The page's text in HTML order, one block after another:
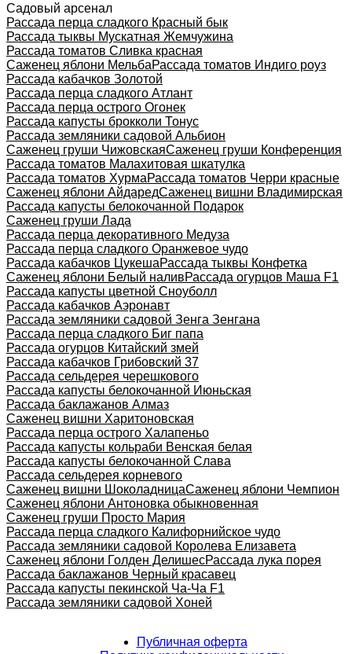
Садовый арсенал
Рассада перца сладкого Красный бык
Рассада тыквы Мускатная Жемчужина
Рассада томатов Сливка красная
Саженец яблони МельбаРассада томатов Индиго роуз
Рассада кабачков Золотой
Рассада перца сладкого Атлант
Рассада перца острого Огонек
Рассада капусты брокколи Тонус
Рассада земляники садовой Альбион
Саженец груши ЧижовскаяСаженец груши Конференция
Рассада томатов Малахитовая шкатулка
Рассада томатов ХурмаРассада томатов Черри красные
Саженец яблони АйдаредСаженец вишни Владимирская
Рассада капусты белокочанной Подарок
Саженец груши Лада
Рассада перца декоративного Медуза
Рассада перца сладкого Оранжевое чудо
Рассада кабачков ЦукешаРассада тыквы Конфетка
Саженец яблони Белый наливРассада огурцов Маша F1
Рассада капусты цветной Сноуболл
Рассада кабачков Аэронавт
Рассада земляники садовой Зенга Зенгана
Рассада перца сладкого Биг папа
Рассада огурцов Китайский змей
Рассада кабачков Грибовский 37
Рассада сельдерея черешкового
Рассада капусты белокочанной Июньская
Рассада баклажанов Алмаз
Саженец вишни Харитоновская
Рассада перца острого Халапеньо
Рассада капусты кольраби Венская белая
Рассада капусты белокочанной Слава
Рассада сельдерея корневого
Саженец вишни ШоколадницаСаженец яблони Чемпион
Саженец яблони Антоновка обыкновенная
Саженец груши Просто Мария
Рассада перца сладкого Калифорнийское чудо
Рассада земляники садовой Королева Елизавета
Саженец яблони Голден ДелишесРассада лука порея
Рассада баклажанов Черный красавец
Рассада капусты пекинской Ча-Ча F1
Рассада земляники садовой Хоней
Публичная оферта